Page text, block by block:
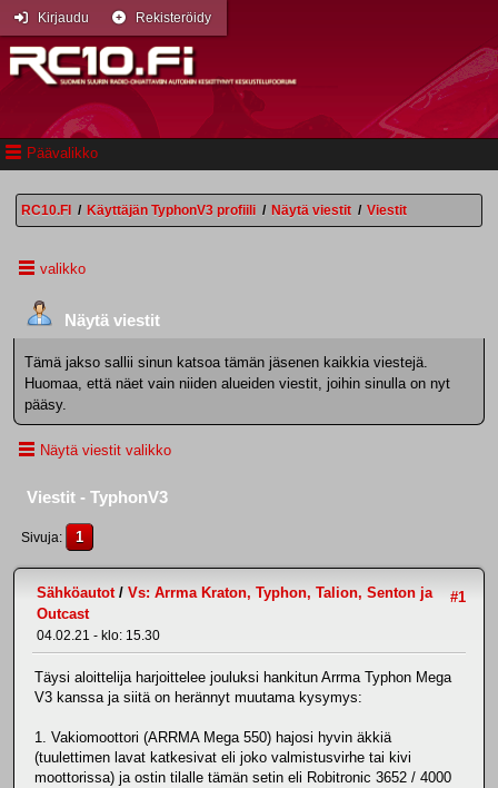
Päävalikko
Kirjaudu Rekisteröidy
RC10.FI / Käyttäjän TyphonV3 profiili / Näytä viestit / Viestit
valikko
Näytä viestit
Tämä jakso sallii sinun katsoa tämän jäsenen kaikkia viestejä.
Huomaa, että näet vain niiden alueiden viestit, joihin sinulla on nyt
pääsy.
Näytä viestit valikko
Viestit - TyphonV3
Sivuja 1
#1
Sähköautot/ Vs: Arrma Kraton, Typhon, Talion, Senton ja
Outcast
04.02.21 - klo: 15.30
Täysi aloittelija harjoittelee jouluksi hankitun Arrma Typhon Mega
V3 kanssa ja siitä on herännyt muutama kysymys:
1. Vakiomoottori (ARRMA Mega 550) hajosi hyvin äkkiä
(tuulettimen lavat katkesivat eli joko valmistusvirhe tai kivi
moottorissa) ja ostin tilalle tämän setin eli Robitronic 3652 / 4000